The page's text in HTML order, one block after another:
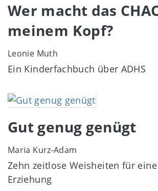
Wer macht das
meinem Kopf?
Leonie Muth
Ein Kinderfachbuch über ADHS
Image
Gut genug genügt
Maria Kurz-Adam
Zehn zeitlose Weisheiten für
Erziehung